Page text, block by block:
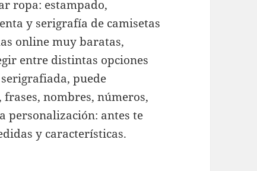
ropa: estampado,
y serigrafía de camisetas
online muy baratas,
entre distintas opciones
puede
nombres, números,
personalización: antes te
y características.